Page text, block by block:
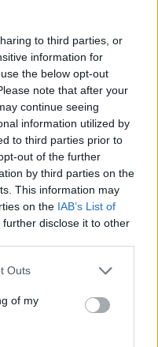
to third parties, or
information for
the below opt-out
note that after your
continue seeing
information utilized by
to third parties prior to
out of the further
by third parties on the
This information may
on the IAB’s List of
further disclose it to other
Outs
of my
εαυτό τους πιο
συμπεριφορά